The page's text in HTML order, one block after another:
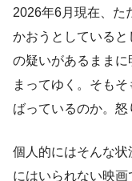
2026年6月現在、た
かおうとしている
の疑いがあるまま
まってゆく。そも
ばっているのか。怒
個人的にはそんな
にはいられない映画